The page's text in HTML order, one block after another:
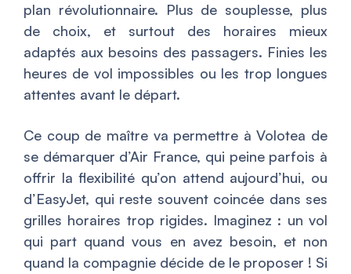
plan révolutionnaire. Plus de souplesse, plus
de choix, et surtout des horaires mieux
adaptés aux besoins des passagers. Finies les
heures de vol impossibles ou les trop longues
attentes avant le départ.
Ce coup de maître va permettre à Volotea de
se démarquer d’Air France, qui peine parfois à
offrir la flexibilité qu’on attend aujourd’hui, ou
d’EasyJet, qui reste souvent coincée dans ses
grilles horaires trop rigides. Imaginez : un vol
qui part quand vous en avez besoin, et non
quand la compagnie décide de le proposer ! Si